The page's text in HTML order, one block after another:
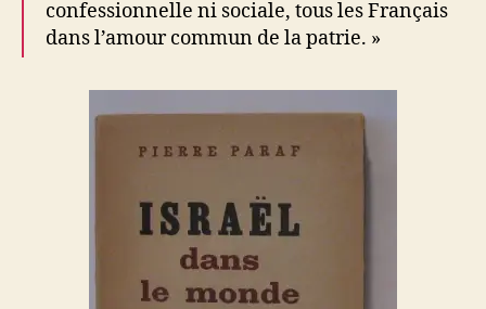
confessionnelle ni sociale, tous les Français
dans l’amour commun de la patrie. »